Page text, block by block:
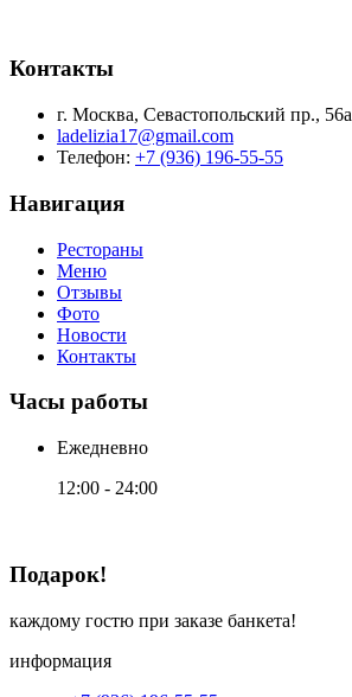
Контакты
г. Москва, Севастопольский пр., 56а
ladelizia17@gmail.com
Телефон: +7 (936) 196-55-55
Навигация
Рестораны
Меню
Отзывы
Фото
Новости
Контакты
Часы работы
Ежедневно
12:00 - 24:00
Подарок!
каждому гостю при заказе банкета!
информация